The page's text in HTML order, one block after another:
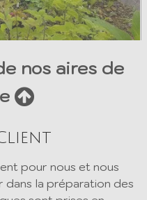
nos aires de
pour nous et nous